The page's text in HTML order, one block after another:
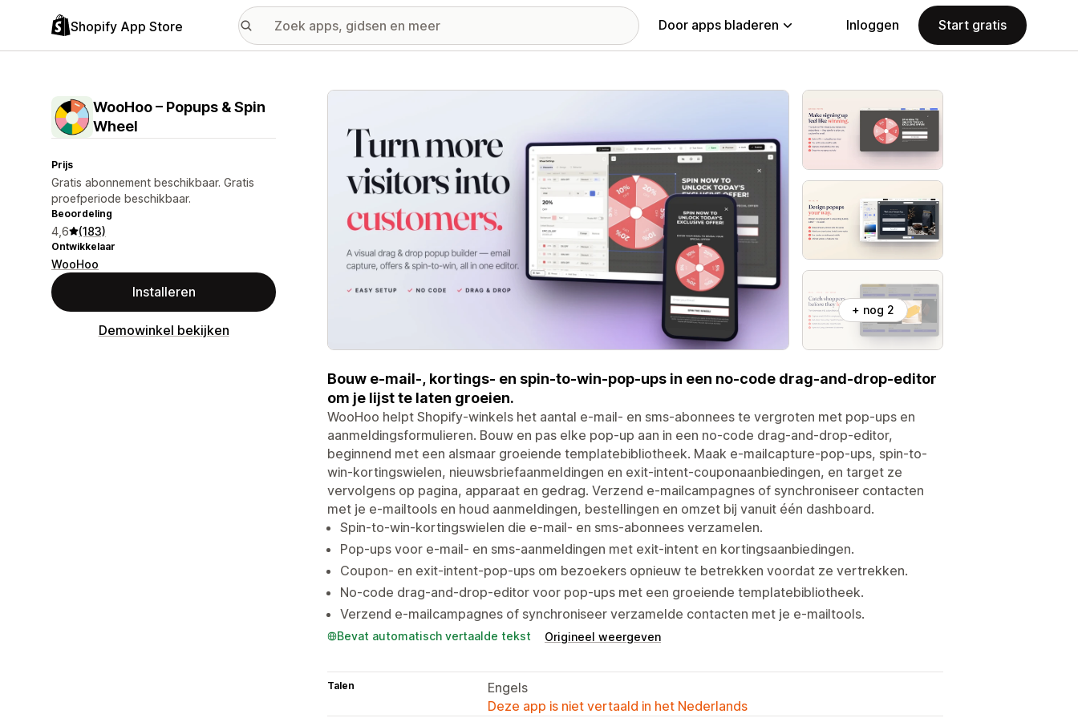
Shopify App Store Door apps bladeren Inloggen Start gratis
WooHoo – Popups & Spin
Wheel
Prijs
Gratis abonnement beschikbaar. Gratis
proefperiode beschikbaar.
Beoordeling
4,6 (183)
Ontwikkelaar
WooHoo
Installeren
Demowinkel bekijken
Galerij met uitgelichte afbeeldingen
+ nog 2
Bouw e-mail-, kortings- en spin-to-win-pop-ups in een no-code drag-and-drop-editor
om je lijst te laten groeien.
WooHoo helpt Shopify-winkels het aantal e-mail- en sms-abonnees te vergroten met pop-ups en
aanmeldingsformulieren. Bouw en pas elke pop-up aan in een no-code drag-and-drop-editor,
beginnend met een alsmaar groeiende templatebibliotheek. Maak e-mailcapture-pop-ups, spin-to-
win-kortingswielen, nieuwsbriefaanmeldingen en exit-intent-couponaanbiedingen, en target ze
vervolgens op pagina, apparaat en gedrag. Verzend e-mailcampagnes of synchroniseer contacten
met je e-mailtools en houd aanmeldingen, bestellingen en omzet bij vanuit één dashboard.
Spin-to-win-kortingswielen die e-mail- en sms-abonnees verzamelen.
Pop-ups voor e-mail- en sms-aanmeldingen met exit-intent en kortingsaanbiedingen.
Coupon- en exit-intent-pop-ups om bezoekers opnieuw te betrekken voordat ze vertrekken.
No-code drag-and-drop-editor voor pop-ups met een groeiende templatebibliotheek.
Verzend e-mailcampagnes of synchroniseer verzamelde contacten met je e-mailtools.
Bevat automatisch vertaalde tekst Origineel weergeven
Talen
Engels
Deze app is niet vertaald in het Nederlands